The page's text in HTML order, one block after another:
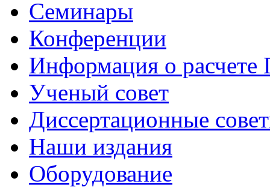
Семинары
Конференции
Информация о
Ученый совет
Диссертационные
Наши издания
Оборудование